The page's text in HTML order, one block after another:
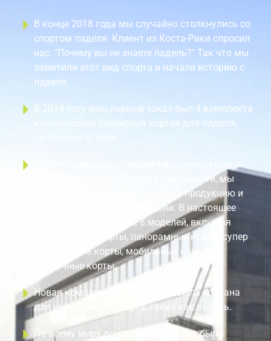
В конце 2018 года мы случайно столкнулись со
спортом паделя. Клиент из Коста-Рики спросил
нас: "Почему вы не знаете падель?" Так что мы
заметили этот вид спорта и начали историю с
паделя.
В 2019 году наш первый заказ был 4 комплекта
классических теннисных кортов для паделя,
Получить выгоду от нашего высокого уровня
R& D и производственные возможности, мы
постоянно модернизируем нашу продукцию и
разрабатываем новые модели. В настоящее
время у нас в продаже 8 моделей, включая
классические корты, панорамные корты, супер
панорамные корты, мобильные корты и
одиночные корты.
Новая компания Legend Sports была создана
для новых видов спорта, таких как падель.
По всему миру до начала 2023 года было